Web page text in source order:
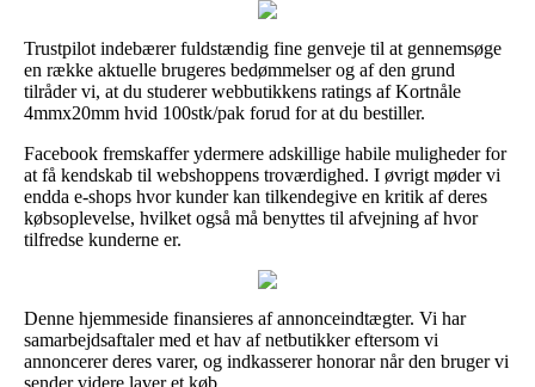
Trustpilot indebærer fuldstændig fine genveje til at gennemsøge
en række aktuelle brugeres bedømmelser og af den grund
tilråder vi, at du studerer webbutikkens ratings af Kortnåle
4mmx20mm hvid 100stk/pak forud for at du bestiller.
Facebook fremskaffer ydermere adskillige habile muligheder for
at få kendskab til webshoppens troværdighed. I øvrigt møder vi
endda e-shops hvor kunder kan tilkendegive en kritik af deres
købsoplevelse, hvilket også må benyttes til afvejning af hvor
tilfredse kunderne er.
Denne hjemmeside finansieres af annonceindtægter. Vi har
samarbejdsaftaler med et hav af netbutikker eftersom vi
annoncerer deres varer, og indkasserer honorar når den bruger vi
sender videre laver et køb.